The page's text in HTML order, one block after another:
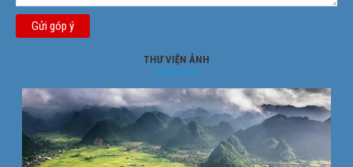
Gửi góp ý
THƯ VIỆN ẢNH